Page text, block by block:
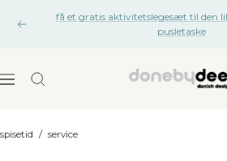
Tidligere
få et gratis aktivitetslegesæt til den
pusletaske
Navigation
Done
spisetid / service